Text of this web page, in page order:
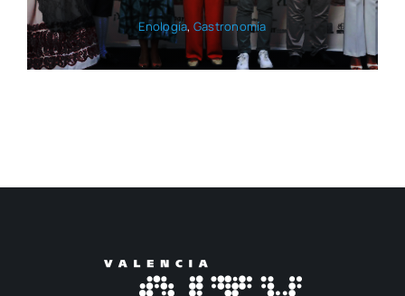
Eno­lo­gía, Gas­tro­no­mía